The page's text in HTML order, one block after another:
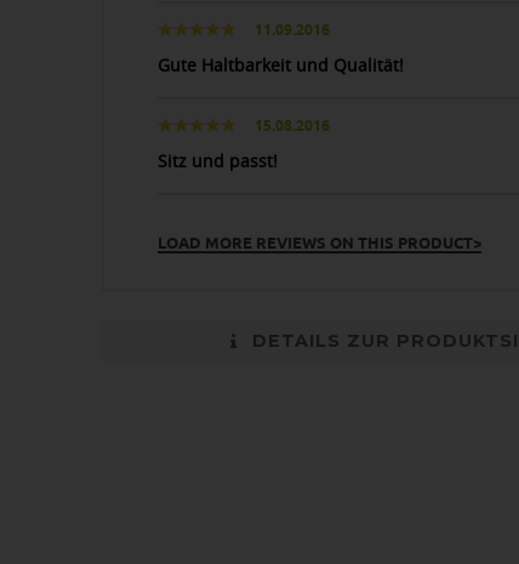
11.09.2016
Gute Haltbarkeit und Qualität!
15.08.2016
Sitz und passt!
LOAD MORE REVIEWS ON THIS PRODUCT>
DETAILS ZUR